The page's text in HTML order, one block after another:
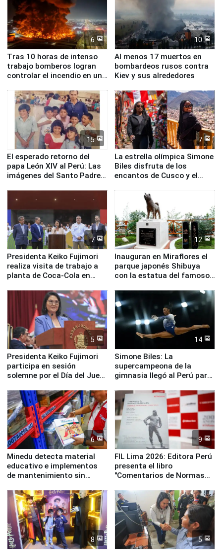
6
Tras 10 horas de intenso
trabajo bomberos logran
controlar el incendio en una
de Chile
10
Al menos 17 muertos en
bombardeos rusos contra
Kiev y sus alrededores
15
El esperado retorno del
papa León XIV al Perú: Las
imágenes del Santo Padre
7
La estrella olímpica Simone
Biles disfruta de los
encantos de Cusco y el
7
Presidenta Keiko Fujimori
realiza visita de trabajo a
planta de Coca-Cola en
12
Inauguran en Miraflores el
parque japonés Shibuya
con la estatua del famoso
5
Presidenta Keiko Fujimori
participa en sesión
solemne por el Día del Juez
14
Simone Biles: La
supercampeona de la
gimnasia llegó al Perú para
Panamericanos Lima 2027
6
Minedu detecta material
educativo e implementos
de mantenimiento sin
la UGEL 2
9
FIL Lima 2026: Editora Perú
presenta el libro
"Comentarios de Normas
Derecho Colectivo"
8 5